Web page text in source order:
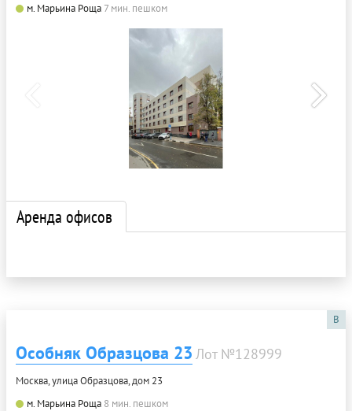
м. Марьина Роща 7 мин. пешком
Аренда офисов
B
Особняк Образцова 23 Лот №128999
Москва, улица Образцова, дом 23
м. Марьина Роща 8 мин. пешком